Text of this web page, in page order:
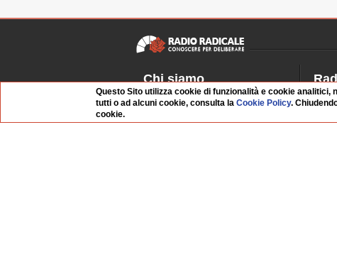
Chi siamo
Dossier Radio Radicale
Questo Sito utilizza cookie di funzionalità e cookie
tutti o ad alcuni cookie, consulta laCookie Policy.
cookie.